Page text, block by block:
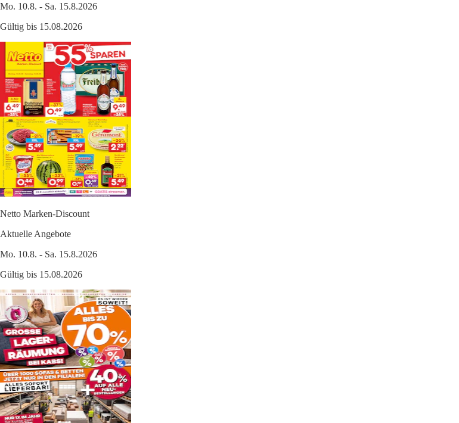
Mo. 10.8. - Sa. 15.8.2026
Gültig bis 15.08.2026
Netto Marken-Discount
Aktuelle Angebote
Mo. 10.8. - Sa. 15.8.2026
Gültig bis 15.08.2026